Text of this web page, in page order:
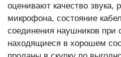
оценивают качество звука,
микрофона, состояние
соединения наушников при
находящиеся в хорошем